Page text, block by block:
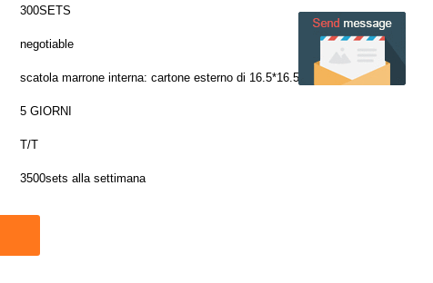
300SETS
negotiable
scatola marrone interna: cartone esterno di 16.5*16.5*38.5cm: 51*51*41cm
40HQ: 621Cartons 45HQ: 702C
5 GIORNI
T/T
3500sets alla settimana